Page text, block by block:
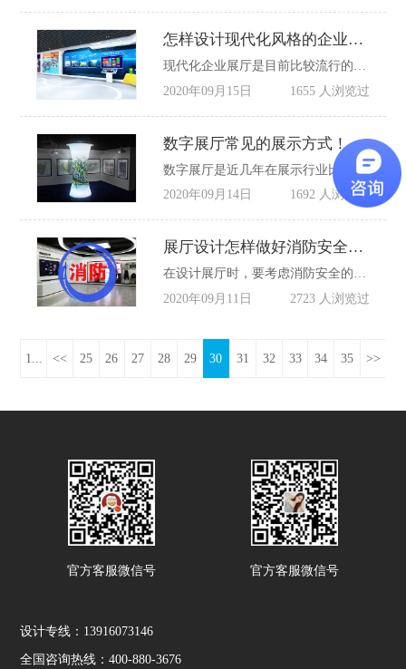
怎样设计现代化风格的企业展厅?
现代化企业展厅是目前比较流行的一种方式，它是与传统展厅相对应而言，现代化设计风格展厅一般更注重功能与理念，反对多余的装饰，本文就怎样设计现代化风格的企业展厅?来进行简单解释。
2020年09月15日
1655 人浏览过
数字展厅常见的展示方式！
数字展厅是近几年在展示行业比较火的新技术，数字展示方式大大提升了企业展厅的科技感，也让展示形式更多样化，本文就数字展厅常见的展示方式简单介绍，供大家在设计企业展厅有所参考。
2020年09月14日
1692 人浏览过
展厅设计怎样做好消防安全措施?
在设计展厅时，要考虑消防安全的问题，注意防火分隔不一样的区域，信可威是一件专业做企业展厅设计公司，有着近20年施工经验，对于展厅消防安全问题有着专业的经验，本文就展厅设计怎样做好消防安全措施进行简单的介绍。
2020年09月11日
2723 人浏览过
1... << 25 26 27 28 29 30 31 32 33 34 35 >>
官方客服微信号 官方客服微信号
设计专线：13916073146
全国咨询热线：400-880-3676